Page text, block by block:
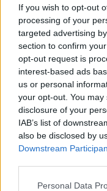
If you wish to opt-out
processing of your
targeted advertising
section to confirm
opt-out request is
interest-based ads
us or personal
your opt-out. You
disclosure of your
IAB’s list of
also be disclosed by
Downstream
Please note that this
Personal Data